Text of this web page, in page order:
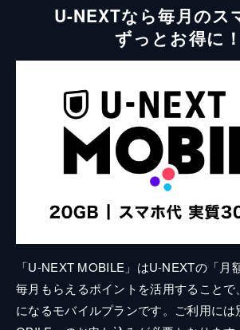
U-NEXTなら毎月のス
ずっとお得に！
「U-NEXT MOBILE」はU-NEXTの「月
毎月もらえるポイントを活用すること
になるモバイルプランです。ご利用に